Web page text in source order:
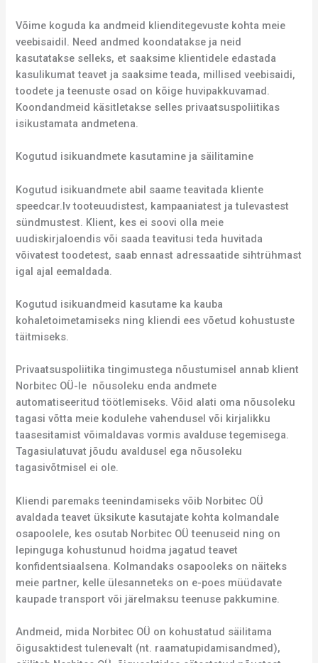
Võime koguda ka andmeid klienditegevuste kohta meie
veebisaidil. Need andmed koondatakse ja neid
kasutatakse selleks, et saaksime klientidele edastada
kasulikumat teavet ja saaksime teada, millised veebisaidi,
toodete ja teenuste osad on kõige huvipakkuvamad.
Koondandmeid käsitletakse selles privaatsuspoliitikas
isikustamata andmetena.
Kogutud isikuandmete kasutamine ja säilitamine
Kogutud isikuandmete abil saame teavitada kliente
speedcar.lv tooteuudistest, kampaaniatest ja tulevastest
sündmustest. Klient, kes ei soovi olla meie
uudiskirjaloendis või saada teavitusi teda huvitada
võivatest toodetest, saab ennast adressaatide sihtrühmast
igal ajal eemaldada.
Kogutud isikuandmeid kasutame ka kauba
kohaletoimetamiseks ning kliendi ees võetud kohustuste
täitmiseks.
Privaatsuspoliitika tingimustega nõustumisel annab klient
Norbitec OÜ-le nõusoleku enda andmete
automatiseeritud töötlemiseks. Võid alati oma nõusoleku
tagasi võtta meie kodulehe vahendusel või kirjalikku
taasesitamist võimaldavas vormis avalduse tegemisega.
Tagasiulatuvat jõudu avaldusel ega nõusoleku
tagasivõtmisel ei ole.
Kliendi paremaks teenindamiseks võib Norbitec OÜ
avaldada teavet üksikute kasutajate kohta kolmandale
osapoolele, kes osutab Norbitec OÜ teenuseid ning on
lepinguga kohustunud hoidma jagatud teavet
konfidentsiaalsena. Kolmandaks osapooleks on näiteks
meie partner, kelle ülesanneteks on e-poes müüdavate
kaupade transport või järelmaksu teenuse pakkumine.
Andmeid, mida Norbitec OÜ on kohustatud säilitama
õigusaktidest tulenevalt (nt. raamatupidamisandmed),